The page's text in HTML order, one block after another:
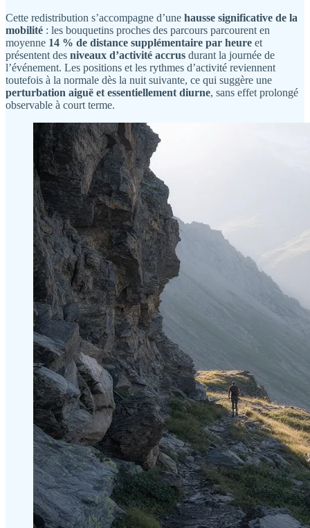
Cette redistribution s’accompagne d’une hausse significative de la
mobilité : les bouquetins proches des parcours parcourent en
moyenne 14 % de distance supplémentaire par heure et
présentent des niveaux d’activité accrus durant la journée de
l’événement. Les positions et les rythmes d’activité reviennent
toutefois à la normale dès la nuit suivante, ce qui suggère une
perturbation aiguë et essentiellement diurne, sans effet prolongé
observable à court terme.